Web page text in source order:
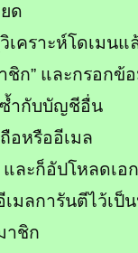
ด
เคราะห์โดเมนแ
ชิก” และกรอกข้
ซ้ำกับบัญชีอื่น
อหรืออีเมล
ะก็อัปโหลดเอ
มลการันตีไว้เป็
าชิก